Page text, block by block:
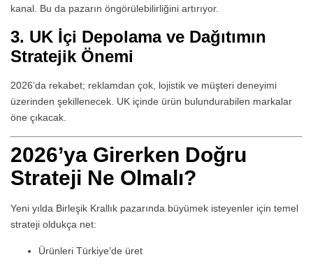
kanal. Bu da pazarın öngörülebilirliğini artırıyor.
3. UK İçi Depolama ve Dağıtımın
Stratejik Önemi
2026’da rekabet; reklamdan çok, lojistik ve müşteri deneyimi
üzerinden şekillenecek. UK içinde ürün bulundurabilen markalar
öne çıkacak.
2026’ya Girerken Doğru
Strateji Ne Olmalı?
Yeni yılda Birleşik Krallık pazarında büyümek isteyenler için temel
strateji oldukça net:
Ürünleri Türkiye’de üret